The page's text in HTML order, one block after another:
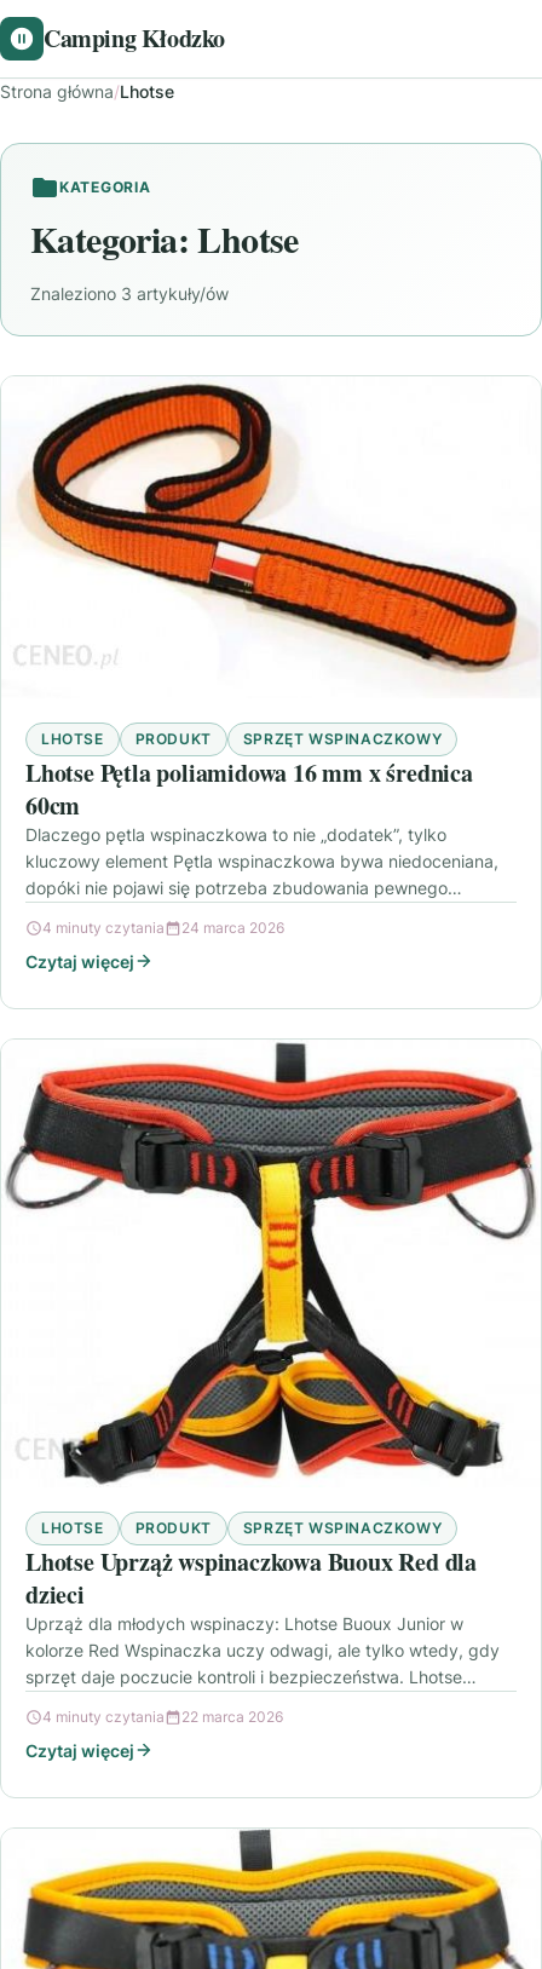
Camping Kłodzko
Strona główna/Lhotse
KATEGORIA
Kategoria:Lhotse
Znaleziono 3 artykuły/ów
LHOTSE PRODUKT SPRZĘT WSPINACZKOWY
Lhotse Pętla poliamidowa 16 mm x średnica
60cm
Dlaczego pętla wspinaczkowa to nie „dodatek”, tylko
kluczowy element Pętla wspinaczkowa bywa niedoceniana,
dopóki nie pojawi się potrzeba zbudowania pewnego
4 minuty czytania 24 marca 2026
Czytaj więcej
LHOTSE PRODUKT SPRZĘT WSPINACZKOWY
Lhotse Uprząż wspinaczkowa Buoux Red dla
dzieci
Uprząż dla młodych wspinaczy: Lhotse Buoux Junior w
kolorze Red Wspinaczka uczy odwagi, ale tylko wtedy, gdy
sprzęt daje poczucie kontroli i bezpieczeństwa. Lhotse…
4 minuty czytania 22 marca 2026
Czytaj więcej